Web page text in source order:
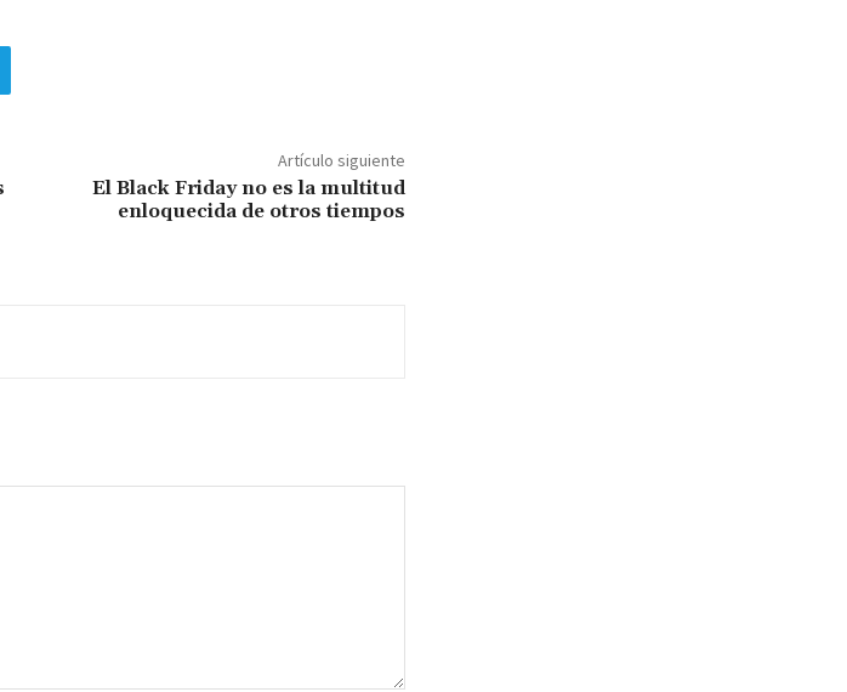
Artículo siguiente
El Black Friday no es la multitud
enloquecida de otros tiempos